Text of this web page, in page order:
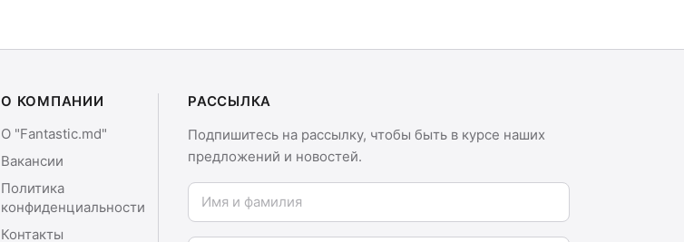
О КОМПАНИИ
О "Fantastic.md"
Вакансии
Политика
конфиденциальности
Контакты
РАССЫЛКА
Подпишитесь на рассылку, чтобы быть в курсе наших
предложений и новостей.
Имя и фамилия